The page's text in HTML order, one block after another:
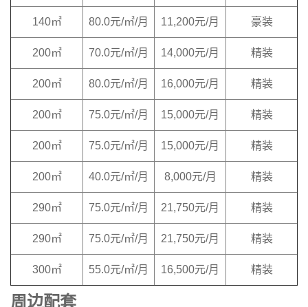
140㎡ 80.0元/㎡/月 11,200元/月 豪装
200㎡ 70.0元/㎡/月 14,000元/月 精装
200㎡ 80.0元/㎡/月 16,000元/月 精装
200㎡ 75.0元/㎡/月 15,000元/月 精装
200㎡ 75.0元/㎡/月 15,000元/月 精装
200㎡ 40.0元/㎡/月 8,000元/月 精装
290㎡ 75.0元/㎡/月 21,750元/月 精装
290㎡ 75.0元/㎡/月 21,750元/月 精装
300㎡ 55.0元/㎡/月 16,500元/月 精装
周边配套